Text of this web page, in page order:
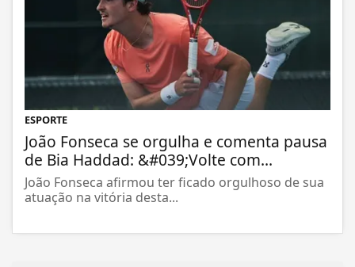
ESPORTE
João Fonseca se orgulha e comenta pausa
de Bia Haddad: &#039;Volte com...
João Fonseca afirmou ter ficado orgulhoso de sua
atuação na vitória desta...